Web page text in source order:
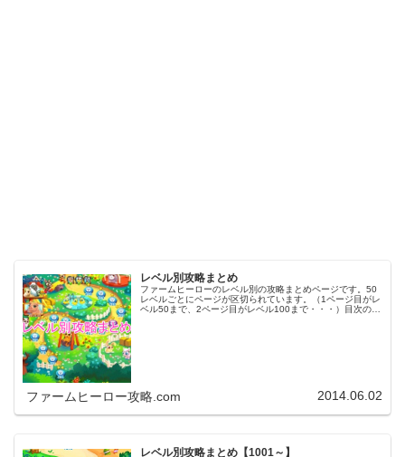
レベル別攻略まとめ
ファームヒーローのレベル別の攻略まとめページです。50
レベルごとにページが区切られています。（1ページ目がレ
ベル50まで、2ページ目がレベル100まで・・・）目次のリ
ファームヒーロー攻略.com 2014.06.02
レベル別攻略まとめ【1001～】